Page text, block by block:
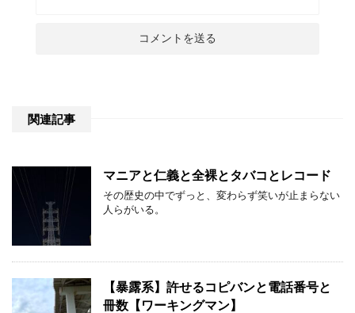
関連記事
マニアと仁義と全裸とタバコとレコード
その歴史の中でずっと、変わらず笑いが止まらない
人らがいる。
【暴露系】許せるコピバンと電話番号と
冊数【ワーキングマン】